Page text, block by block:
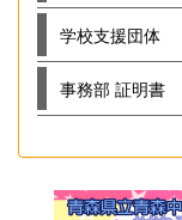
学校支援団体
事務部 証明書